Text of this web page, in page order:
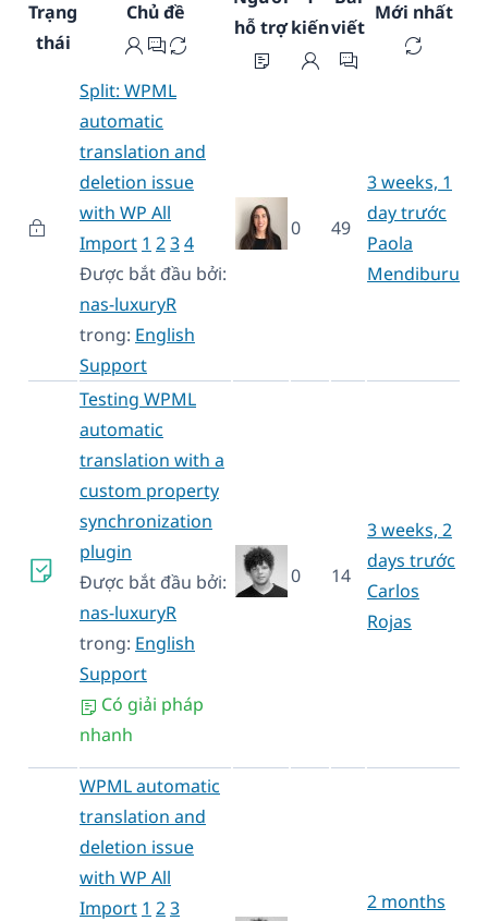
Trạng
thái
Chủ đề
hỗ trợkiếnviết
Mới nhất
Split: WPML
automatic
translation and
deletion issue
with WP All
Import 1 234
Được bắt đầu bởi:
nas-luxuryR
trong: English
Support
0 49
3 weeks, 1
day trước
Paola
Mendiburu
Testing WPML
automatic
translation with a
custom property
synchronization
plugin
Được bắt đầu bởi:
nas-luxuryR
trong: English
Support
Có giải pháp
nhanh
0 14
3 weeks, 2
days trước
Carlos
Rojas
WPML automatic
translation and
deletion issue
with WP All
Import 1 23
2 months